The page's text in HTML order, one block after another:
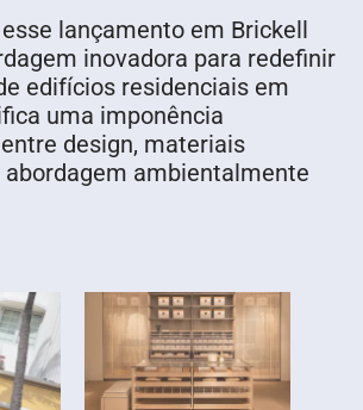
lançamento em Brickell
inovadora para redefinir
edifícios residenciais em
uma imponência
design, materiais
abordagem ambientalmente